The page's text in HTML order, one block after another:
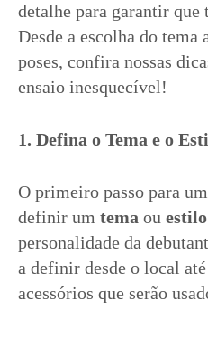
detalhe para garantir que
Desde a escolha do tema
poses, confira nossas
ensaio inesquecível!
1. Defina o Tema e o
O primeiro passo para
definir um tema ou estilo
personalidade da
a definir desde o local
acessórios que serão